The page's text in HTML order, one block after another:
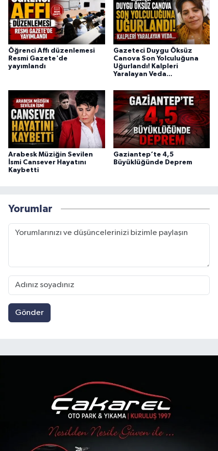
Öğrenci Affı düzenlemesi
Resmi Gazete'de
yayımlandı
Gazeteci Duygu Öksüz
Canova Son Yolculuğuna
Uğurlandı! Kalpleri
Yaralayan Veda...
Arabesk Müziğin Sevilen
İsmi Cansever Hayatını
Kaybetti
Gaziantep’te 4,5
Büyüklüğünde Deprem
Yorumlar
Gönder